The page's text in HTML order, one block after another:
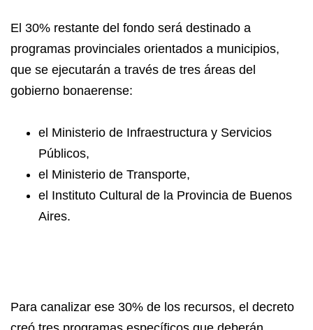
El 30% restante del fondo será destinado a
programas provinciales orientados a municipios,
que se ejecutarán a través de tres áreas del
gobierno bonaerense:
el Ministerio de Infraestructura y Servicios
Públicos,
el Ministerio de Transporte,
el Instituto Cultural de la Provincia de Buenos
Aires.
Para canalizar ese 30% de los recursos, el decreto